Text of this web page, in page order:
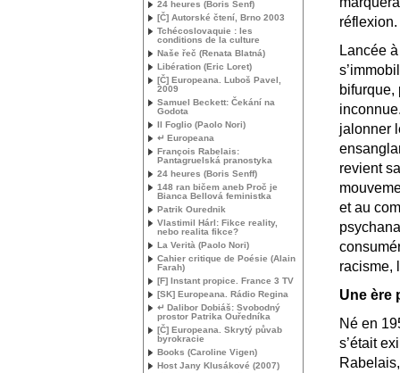
réflexion.
Lancée
bifurque,
jalonner
revient
et au
racisme,
Une ère
Né en
s’était
24 heures (Boris Senf)
[Č] Autorské čtení, Brno 2003
Tchécoslovaquie : les
conditions de la culture
Naše řeč (Renata Blatná)
Libération (Eric Loret)
[Č] Europeana. Luboš Pavel,
2009
Samuel Beckett: Čekání na
Godota
Il Foglio (Paolo Nori)
↵ Europeana
François Rabelais:
Pantagruelská pranostyka
24 heures (Boris Senff)
148 ran bičem aneb Proč je
Bianca Bellová feministka
Patrik Ourednik
Vlastimil Hárl: Fikce reality,
nebo realita fikce?
La Verità (Paolo Nori)
Cahier critique de Poésie (Alain
Farah)
[F] Instant propice. France 3 TV
[SK] Europeana. Rádio Regina
↵ Dalibor Dobiáš: Svobodný
prostor Patrika Ouředníka
[Č] Europeana. Skrytý půvab
byrokracie
Books (Caroline Vigen)
Host Jany Klusákové (2007)